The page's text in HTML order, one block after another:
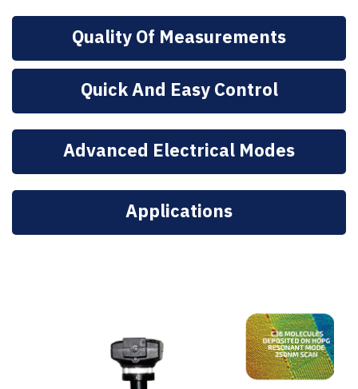
Quality Of Measurements
Quick And Easy Control
Advanced Electrical Modes
Applications